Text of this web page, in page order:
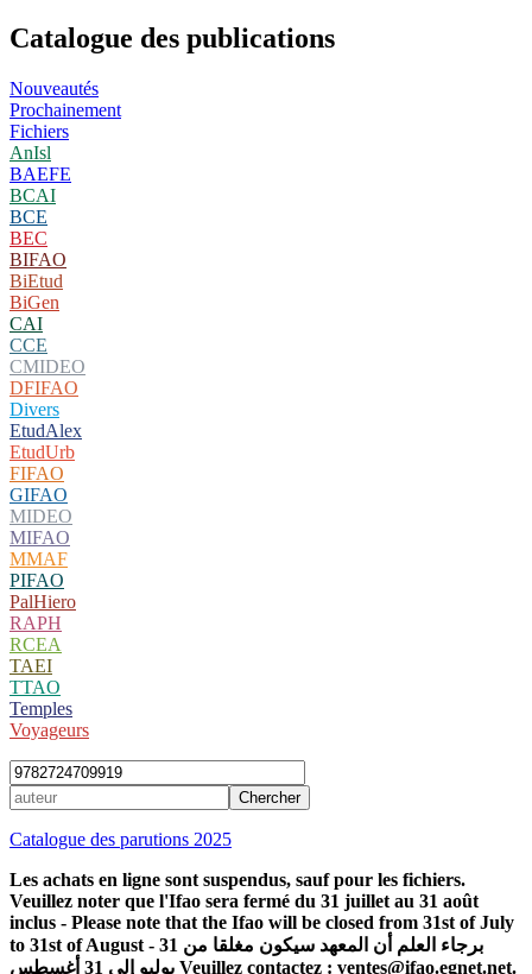
Catalogue des publications
Nouveautés
Prochainement
Fichiers
AnIsl
BAEFE
BCAI
BCE
BEC
BIFAO
BiEtud
BiGen
CAI
CCE
CMIDEO
DFIFAO
Divers
EtudAlex
EtudUrb
FIFAO
GIFAO
MIDEO
MIFAO
MMAF
PIFAO
PalHiero
RAPH
RCEA
TAEI
TTAO
Temples
Voyageurs
Catalogue des parutions 2025
Les achats en ligne sont suspendus, sauf pour les fichiers.
Veuillez noter que l'Ifao sera fermé du 31 juillet au 31 août
inclus - Please note that the Ifao will be closed from 31st of July
to 31st of August - برجاء العلم أن المعهد سيكون مغلقا من 31
يوليو إلى 31 أغسطس Veuillez contactez : ventes@ifao.egnet.net.